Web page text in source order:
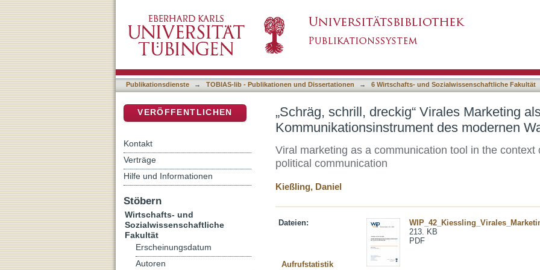
Wahlkampfs
Publikationsdienste → TOBIAS-lib - Publikationen und Dissertationen → 6 Wirtschafts- und Sozialwissenschaftliche Fakultät
„Schräg, schrill, dreckig“ Virales Marketing
Kommunikationsinstrument des modernen
Viral marketing as a communication tool in the context
political communication
Kießling, Daniel
Dateien:
213. KB
PDF
Aufrufstatistik
VERÖFFENTLICHEN
Kontakt
Verträge
Hilfe und Informationen
Stöbern
Wirtschafts- und
Sozialwissenschaftliche
Fakultät
Erscheinungsdatum
Autoren